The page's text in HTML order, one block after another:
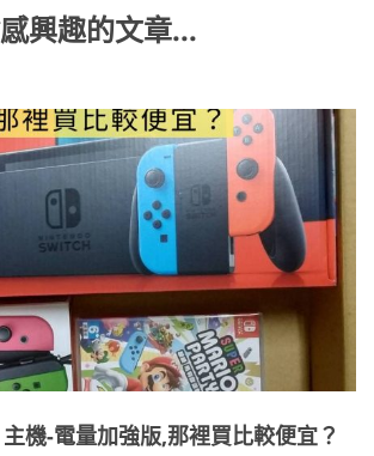
興趣的文章...
機-電量加強版,那裡買比較便宜？